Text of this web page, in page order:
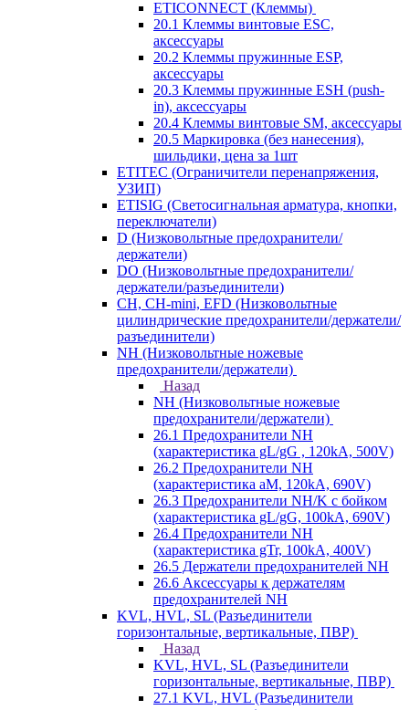
ETICONNECT (Клеммы)
20.1 Клеммы винтовые ESC,
аксессуары
20.2 Клеммы пружинные ESP,
аксессуары
20.3 Клеммы пружинные ESH (push-
in), аксессуары
20.4 Клеммы винтовые SM, аксессуары
20.5 Маркировка (без нанесения),
шильдики, цена за 1шт
ETITEC (Ограничители перенапряжения,
УЗИП)
ETISIG (Светосигнальная арматура, кнопки,
переключатели)
D (Низковольтные предохранители/
держатели)
DO (Низковольтные предохранители/
держатели/разъединители)
CH, CH-mini, EFD (Низковольтные
цилиндрические предохранители/держатели/
разъединители)
NH (Низковольтные ножевые
предохранители/держатели)
Назад
NH (Низковольтные ножевые
предохранители/держатели)
26.1 Предохранители NH
(характеристика gL/gG , 120kA, 500V)
26.2 Предохранители NH
(характеристика aM, 120kA, 690V)
26.3 Предохранители NH/K с бойком
(характеристика gL/gG, 100kA, 690V)
26.4 Предохранители NH
(характеристика gTr, 100kA, 400V)
26.5 Держатели предохранителей NH
26.6 Аксессуары к держателям
предохранителей NH
KVL, HVL, SL (Разъединители
горизонтальные, вертикальные, ПВР)
Назад
KVL, HVL, SL (Разъединители
горизонтальные, вертикальные, ПВР)
27.1 KVL, HVL (Разъединители